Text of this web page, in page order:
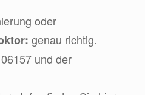
oder
genau richtig.
und der